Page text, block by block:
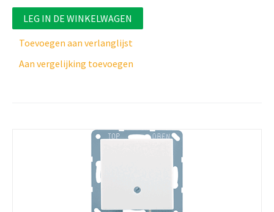
LEG IN DE WINKELWAGEN
Toevoegen aan verlanglijst
Aan vergelijking toevoegen